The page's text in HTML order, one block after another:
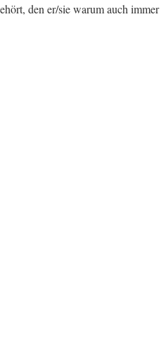
den er/sie warum auch immer